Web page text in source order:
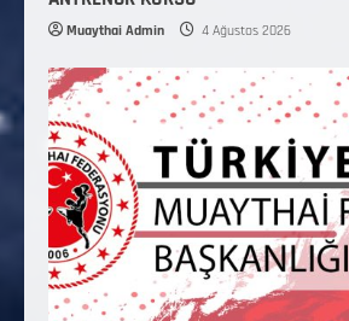
Muaythai Admin 4 Ağustos 2026